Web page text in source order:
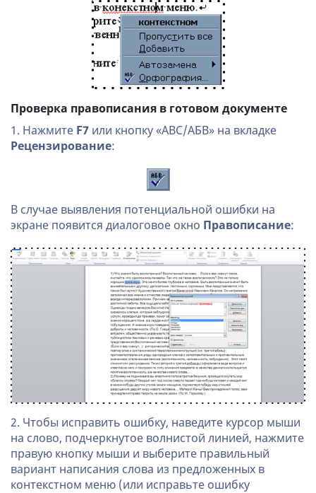
Проверка правописания в готовом документе
1. Нажмите F7 или кнопку «ABC/АБВ» на вкладке
Рецензирование:
В случае выявления потенциальной ошибки на
экране появится диалоговое окно Правописание:
2. Чтобы исправить ошибку, наведите курсор мыши
на слово, подчеркнутое волнистой линией, нажмите
правую кнопку мыши и выберите правильный
вариант написания слова из предложенных в
контекстном меню (или исправьте ошибку